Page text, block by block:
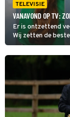
TELEVISIE
VANAVOND OP TV:
Er is ontzettend
Wij zetten de
op een rij. Dit zijn
nog verder kijken,
overzicht van wat